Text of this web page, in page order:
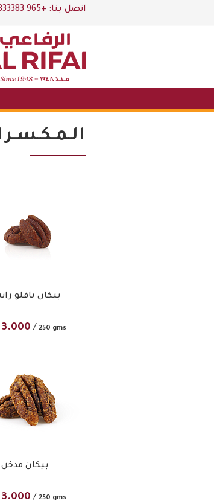
اتصل بنا: +965 1833383
بيكان بافلو
3.000 / 250 gms
بيكان مدخن
3.000 / 250 gms